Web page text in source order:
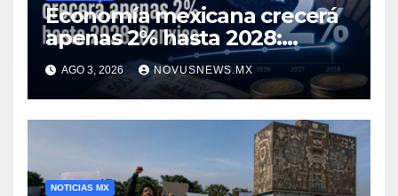
Economía mexicana crecerá
apenas 2% hasta 2028:
Banxico
AGO 3, 2026 NOVUSNEWS.MX
NOTICIAS MX